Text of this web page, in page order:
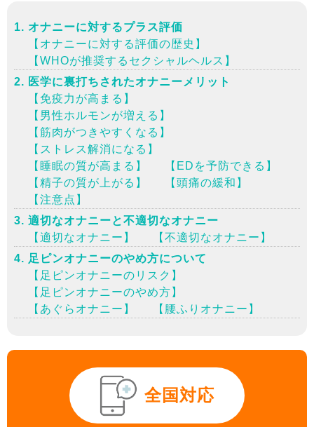
オナニーに対するプラス評価
【オナニーに対する評価の歴史】
【WHOが推奨するセクシャルヘルス】
医学に裏打ちされたオナニーメリット
【免疫力が高まる】
【男性ホルモンが増える】
【筋肉がつきやすくなる】
【ストレス解消になる】
【睡眠の質が高まる】
【EDを予防できる】
【精子の質が上がる】
【頭痛の緩和】
【注意点】
適切なオナニーと不適切なオナニー
【適切なオナニー】
【不適切なオナニー】
足ピンオナニーのやめ方について
【足ピンオナニーのリスク】
【足ピンオナニーのやめ方】
【あぐらオナニー】
【腰ふりオナニー】
全国対応